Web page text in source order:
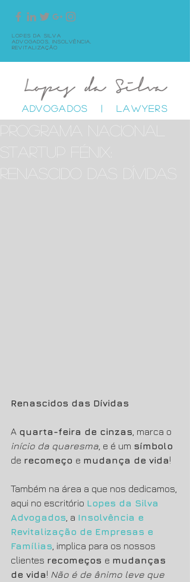
Lopes da Silva
Advogados,
Insolvência,
Revitalização
ADVOGADOS | LAWYERS
Programa Nacional
StartUp Fénix:
Renascido das Dívidas
Renascidos das Dívidas
A quarta-feira de cinzas , marca o
início da quaresma , e é um símbolo
de recomeço e mudança de vida!
Também na área a que nos dedicamos,
aqui no escritório Lopes da Silva
Advogados , a Insolvência e
Revitalização de Empresas e
Famílias , implica para os nossos
clientes recomeços e mudanças
de vida! Não é de ânimo leve que